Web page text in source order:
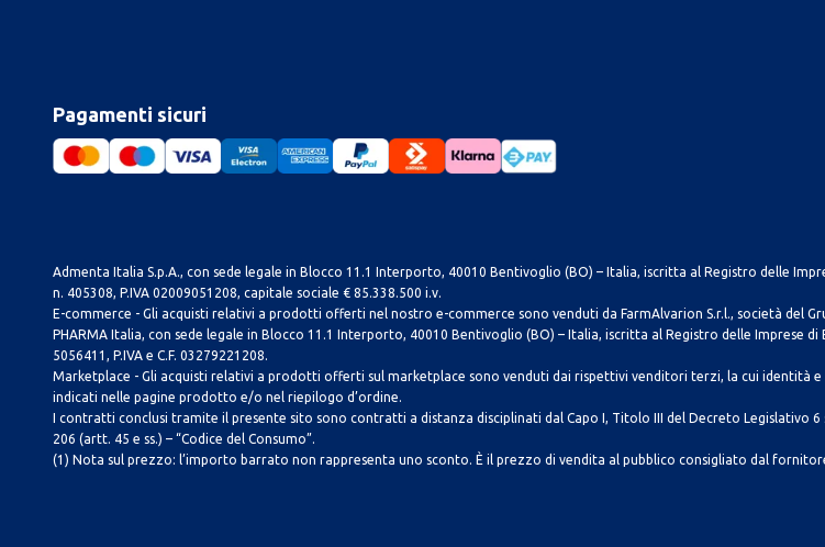
Pagamenti sicuri
Admenta Italia S.p.A., con sede legale in Blocco 11.1 Interporto, 40010 Bentivoglio (BO) – Italia, iscritta al Registro delle
n. 405308, P.IVA 02009051208, capitale sociale € 85.338.500 i.v.
E-commerce - Gli acquisti relativi a prodotti offerti nel nostro e-commerce sono venduti da FarmAlvarion S.r.l., società del
PHARMA Italia, con sede legale in Blocco 11.1 Interporto, 40010 Bentivoglio (BO) – Italia, iscritta al Registro delle Imprese di
5056411, P.IVA e C.F. 03279221208.
Marketplace - Gli acquisti relativi a prodotti offerti sul marketplace sono venduti dai rispettivi venditori terzi, la cui identità e
indicati nelle pagine prodotto e/o nel riepilogo d’ordine.
I contratti conclusi tramite il presente sito sono contratti a distanza disciplinati dal Capo I, Titolo III del Decreto Legislativo 6
206 (artt. 45 e ss.) – “Codice del Consumo”.
(1) Nota sul prezzo: l’importo barrato non rappresenta uno sconto. È il prezzo di vendita al pubblico consigliato dal